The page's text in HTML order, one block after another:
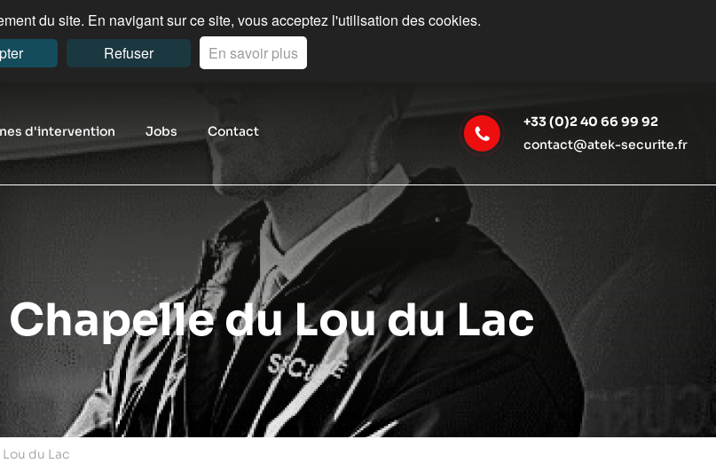
du site. En navigant sur ce site, vous acceptez l'utilisation des cookies.
Refuser En savoir plus
d'intervention Jobs Contact
+33 (0)2 40 66 99 92
contact@atek-securite.fr
du Lou du Lac
du Lac